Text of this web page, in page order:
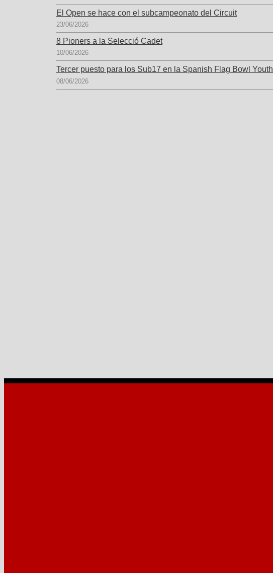
El Open se hace con el subcampeonato del Circuit
23/06/2026
8 Pioners a la Selecció Cadet
10/06/2026
Tercer puesto para los Sub17 en la Spanish Flag Bowl Youth
08/06/2026